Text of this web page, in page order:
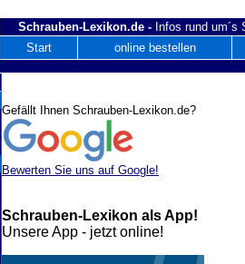
Schrauben-Lexikon.de - Infos rund um´s
Start
online bestellen
Gefällt Ihnen Schrauben-Lexikon.de?
Bewerten Sie uns auf Google!
Schrauben-Lexikon als App!
Unsere App - jetzt online!